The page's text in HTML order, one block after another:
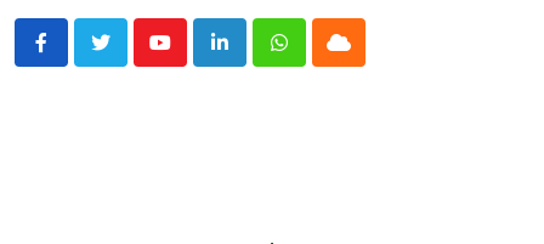
YoutubeLinkedInWhatsappCloud